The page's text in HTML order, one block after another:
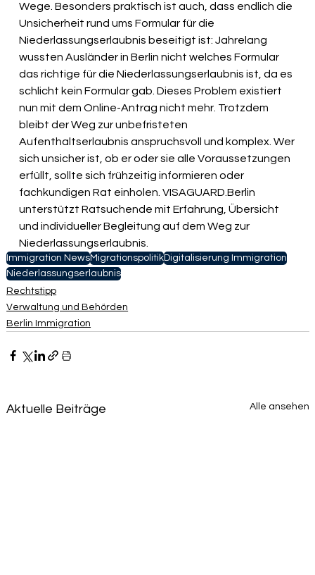
Wege. Besonders praktisch ist auch, dass endlich die
Unsicherheit rund ums Formular für die
Niederlassungserlaubnis beseitigt ist: Jahrelang
wussten Ausländer in Berlin nicht welches Formular
das richtige für die Niederlassungserlaubnis ist, da es
schlicht kein Formular gab. Dieses Problem existiert
nun mit dem Online-Antrag nicht mehr. Trotzdem
bleibt der Weg zur unbefristeten
Aufenthaltserlaubnis anspruchsvoll und komplex. Wer
sich unsicher ist, ob er oder sie alle Voraussetzungen
erfüllt, sollte sich frühzeitig informieren oder
fachkundigen Rat einholen. VISAGUARD.Berlin
unterstützt Ratsuchende mit Erfahrung, Übersicht
und individueller Begleitung auf dem Weg zur
Niederlassungserlaubnis.
Immigration NewsMigrationspolitikDigitalisierung Immigration
Niederlassungserlaubnis
Rechtstipp
Verwaltung und Behörden
Berlin Immigration
Aktuelle Beiträge Alle ansehen